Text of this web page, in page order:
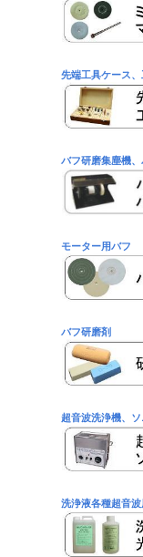
先端工具ケース
バフ研磨集塵機
モーター用バフ
バフ研磨剤
超音波洗浄機、
洗浄液各種超音波